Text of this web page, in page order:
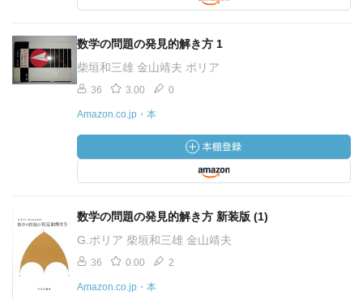
数学の問題の発見的解き方 1
柴垣和三雄 金山靖夫 ポリア
36 3.00 0
Amazon.co.jp・本
数学の問題の発見的解き方 新装版 (1)
G.ポリア 柴垣和三雄 金山靖夫
36 0.00 2
Amazon.co.jp・本